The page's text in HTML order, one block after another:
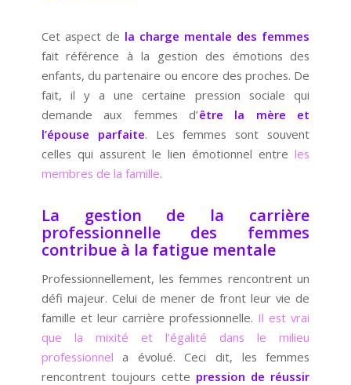
Cet aspect de la charge mentale des femmes
fait référence à la gestion des émotions des
enfants, du partenaire ou encore des proches. De
fait, il y a une certaine pression sociale qui
demande aux femmes d’être la mère et
l’épouse parfaite. Les femmes sont souvent
celles qui assurent le lien émotionnel entreles
membres de la famille.
La gestion de la carrière
professionnelle des femmes
contribue à la fatigue mentale
Professionnellement, les femmes rencontrent un
défi majeur. Celui de mener de front leur vie de
famille et leur carrière professionnelle. Il est vrai
que la mixité et l’égalité dans le milieu
professionnel a évolué. Ceci dit, les femmes
rencontrent toujours cette pression de réussir